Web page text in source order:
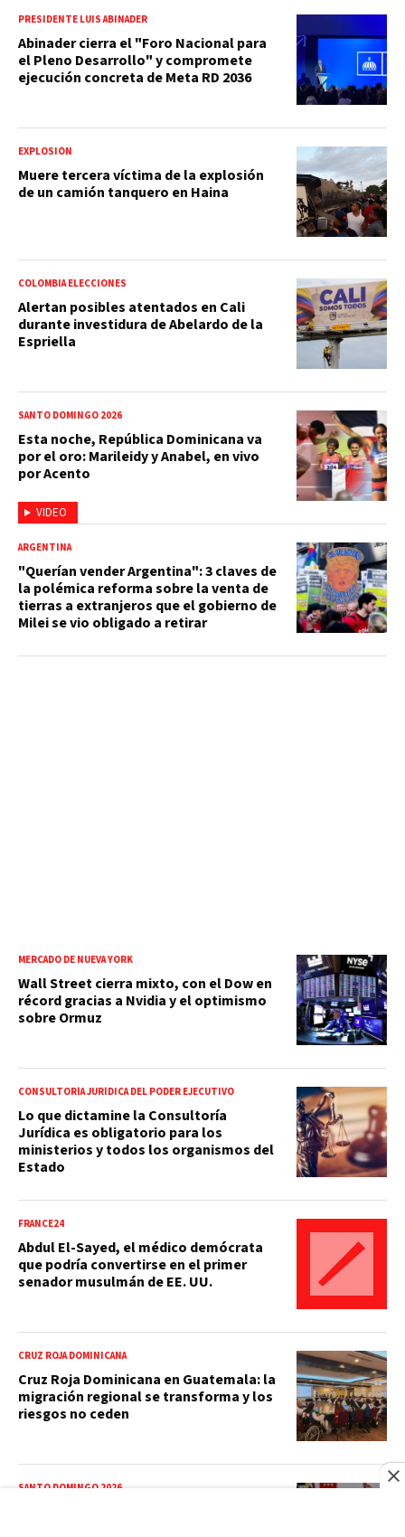
PRESIDENTE LUIS ABINADER
Abinader cierra el "Foro Nacional para
el Pleno Desarrollo" y compromete
ejecución concreta de Meta RD 2036
EXPLOSIÓN
Muere tercera víctima de la explosión
de un camión tanquero en Haina
COLOMBIA ELECCIONES
Alertan posibles atentados en Cali
durante investidura de Abelardo de la
Espriella
VIDEO
SANTO DOMINGO 2026
Esta noche, República Dominicana va
por el oro: Marileidy y Anabel, en vivo
por Acento
ARGENTINA
"Querían vender Argentina": 3 claves de
la polémica reforma sobre la venta de
tierras a extranjeros que el gobierno de
Milei se vio obligado a retirar
MERCADO DE NUEVA YORK
Wall Street cierra mixto, con el Dow en
récord gracias a Nvidia y el optimismo
sobre Ormuz
CONSULTORÍA JURÍDICA DEL PODER EJECUTIVO
Lo que dictamine la Consultoría
Jurídica es obligatorio para los
ministerios y todos los organismos del
Estado
FRANCE24
Abdul El-Sayed, el médico demócrata
que podría convertirse en el primer
senador musulmán de EE. UU.
CRUZ ROJA DOMINICANA
Cruz Roja Dominicana en Guatemala: la
migración regional se transforma y los
riesgos no ceden
SANTO DOMINGO 2026